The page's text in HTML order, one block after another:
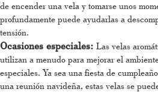
de encender una vela y tomarse unos
profundamente puede ayudarlas a
tensión.
Ocasiones especiales: Las velas
utilizan a menudo para mejorar el
especiales. Ya sea una fiesta de
una reunión navideña, estas velas se